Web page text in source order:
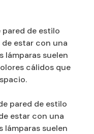
pared de estilo
estar con una
lámparas suelen
cálidos que
pared de estilo
estar con una
lámparas suelen